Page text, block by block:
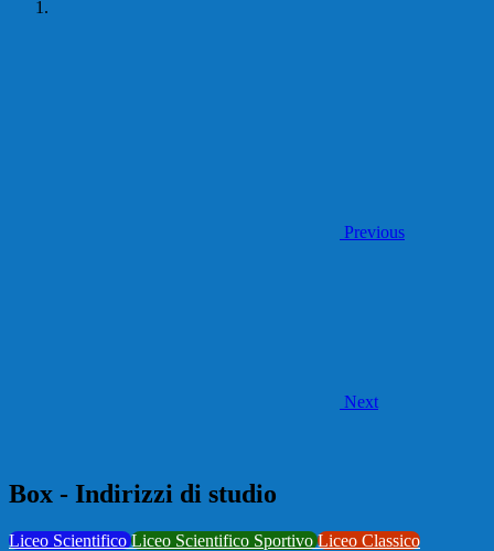
Previous
Next
Box - Indirizzi di studio
Liceo ScientificoLiceo Scientifico SportivoLiceo Classico